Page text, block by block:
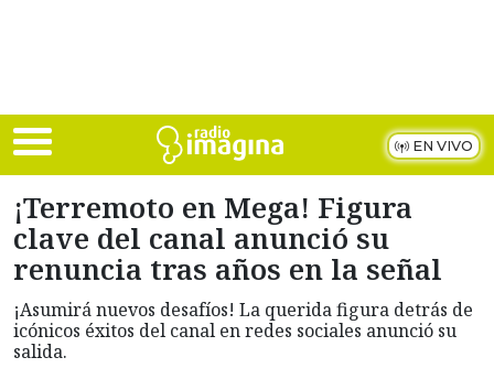
EN VIVO
¡Terremoto en Mega! Figura
clave del canal anunció su
renuncia tras años en la señal
¡Asumirá nuevos desafíos! La querida figura detrás de
icónicos éxitos del canal en redes sociales anunció su
salida.